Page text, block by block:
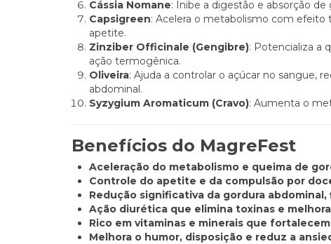
Cássia Nomane: Inibe a digestão e absorção de
Capsigreen: Acelera o metabolismo com
apetite.
Zinziber Officinale (Gengibre): Potencializa a
ação termogênica.
Oliveira: Ajuda a controlar o açúcar no sangue,
abdominal.
Syzygium Aromaticum (Cravo): Aumenta o
Benefícios do MagreFest
Aceleração do metabolismo e queima de
Controle do apetite e da compulsão por
Redução significativa da gordura
Ação diurética que elimina toxinas e
Rico em vitaminas e minerais que
Melhora o humor, disposição e reduz a